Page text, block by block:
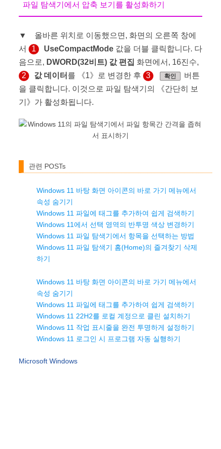
파일 탐색기에서 압축 보기를 활성화하기
▼ 올바른 위치로 이동했으면, 화면의 오른쪽 창에
서
1 UseCompactMode값을 더블 클릭합니다. 다
음으로, DWORD(32비트) 값 편집 화면에서, 16진수,
2
값 데이터 를 《1》로 변경한 후 3 확인
버튼
을 클릭합니다. 이것으로 파일 탐색기의 《간단히 보
기》가 활성화됩니다.
관련 POSTs
Windows 11 바탕 화면 아이콘의 바로 가기 메뉴에서
속성 숨기기
Windows 11 파일에 태그를 추가하여 쉽게 검색하기
Windows 11에서 선택 영역의 반투명 색상 변경하기
Windows 11 파일 탐색기에서 항목을 선택하는 방법
Windows 11 파일 탐색기 홈(Home)의 즐겨찾기 삭제
하기
Windows 11 바탕 화면 아이콘의 바로 가기 메뉴에서
속성 숨기기
Windows 11 파일에 태그를 추가하여 쉽게 검색하기
Windows 11 22H2를 로컬 계정으로 클린 설치하기
Windows 11 작업 표시줄을 완전 투명하게 설정하기
Windows 11 로그인 시 프로그램 자동 실행하기
Microsoft Windows